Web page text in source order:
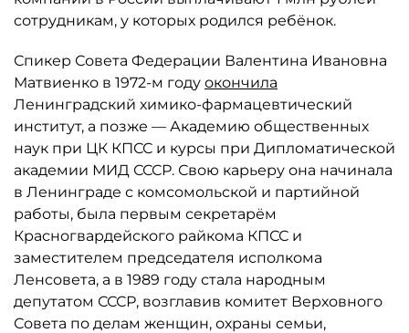
сотрудникам, у которых родился ребёнок.
Спикер Совета Федерации Валентина Ивановна
Матвиенко в 1972-м году окончила
Ленинградский химико-фармацевтический
институт, а позже — Академию общественных
наук при ЦК КПСС и курсы при Дипломатической
академии МИД СССР. Свою карьеру она начинала
в Ленинграде с комсомольской и партийной
работы, была первым секретарём
Красногвардейского райкома КПСС и
заместителем председателя исполкома
Ленсовета, а в 1989 году стала народным
депутатом СССР, возглавив комитет Верховного
Совета по делам женщин, охраны семьи,